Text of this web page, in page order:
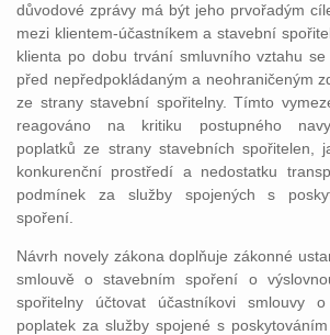
důvodové zprávy má být jeho prvořadým
mezi klientem-účastníkem a stavební
klienta po dobu trvání smluvního vztahu
před nepředpokládaným a neohraničeným
ze strany stavební spořitelny. Tímto
reagováno na kritiku postupného
poplatků ze strany stavebních spořitelen,
konkurenční prostředí a nedostatku
podmínek za služby spojených s
spoření.
Návrh novely zákona doplňuje zákonné
smlouvě o stavebním spoření o
spořitelny účtovat účastníkovi smlouvy
poplatek za služby spojené s